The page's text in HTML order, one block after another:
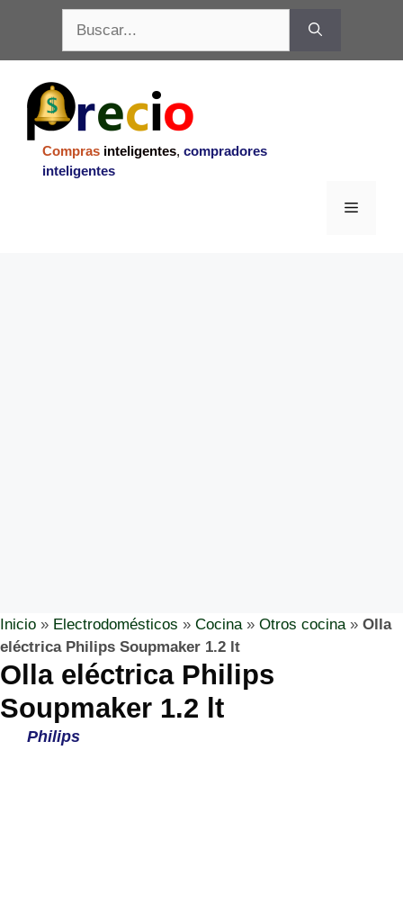
contenido
Compras inteligentes, compradores
inteligentes
Menu
Inicio » Electrodomésticos » Cocina» Otros cocina» Olla
eléctrica Philips Soupmaker 1.2 lt
Olla eléctrica Philips
Soupmaker 1.2 lt
Philips